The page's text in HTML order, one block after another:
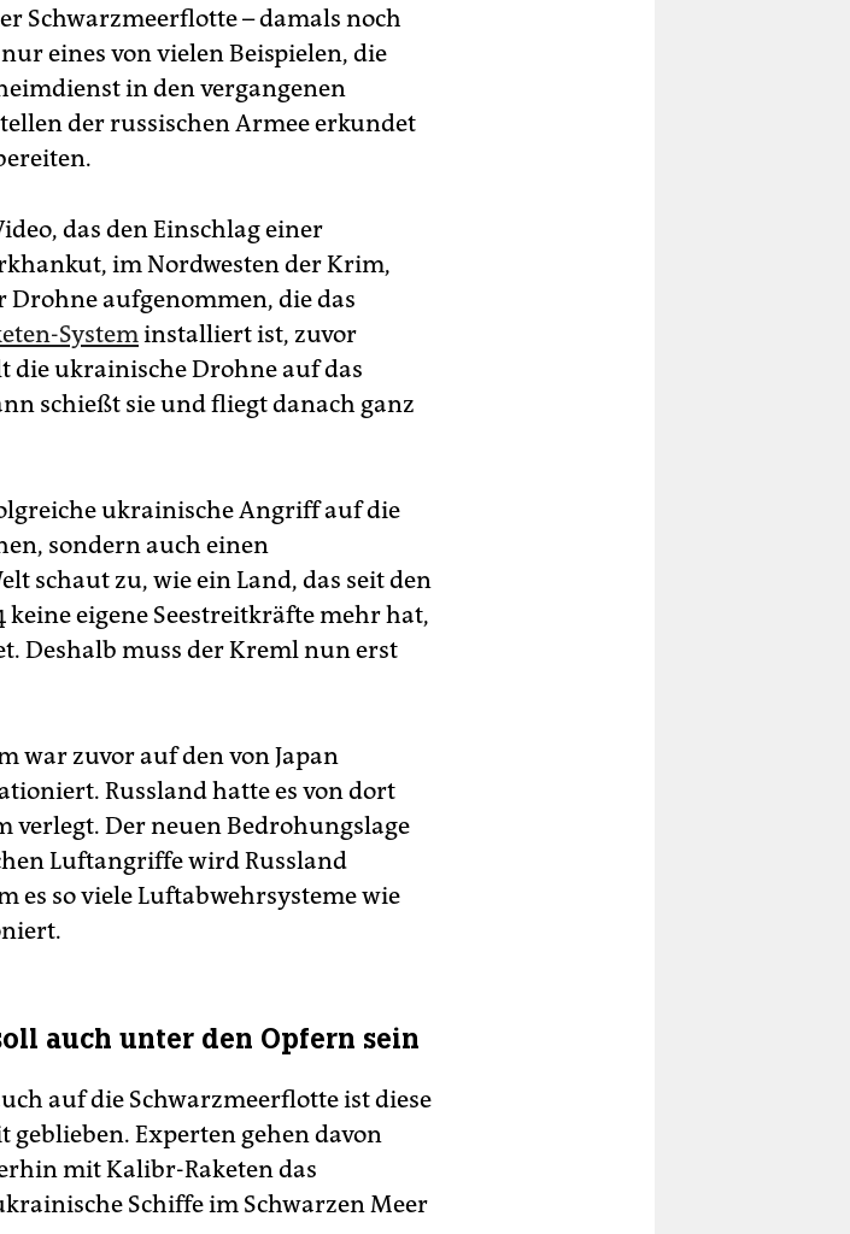
Schwarzmeerflotte – damals noch
eines von vielen Beispielen, die
in den vergangenen
der russischen Armee erkundet
das den Einschlag einer
im Nordwesten der Krim,
Drohne aufgenommen, die das
Systeminstalliert ist, zuvor
die ukrainische Drohne auf das
schießt sie und fliegt danach ganz
ukrainische Angriff auf die
sondern auch einen
schaut zu, wie ein Land, das seit den
eigene Seestreitkräfte mehr hat,
Deshalb muss der Kreml nun erst
war zuvor auf den von Japan
Russland hatte es von dort
Der neuen Bedrohungslage
Luftangriffe wird Russland
es so viele Luftabwehrsysteme wie
auch unter den Opfern sein
auf die Schwarzmeerflotte ist diese
Experten gehen davon
mit Kalibr-Raketen das
Schiffe im Schwarzen Meer